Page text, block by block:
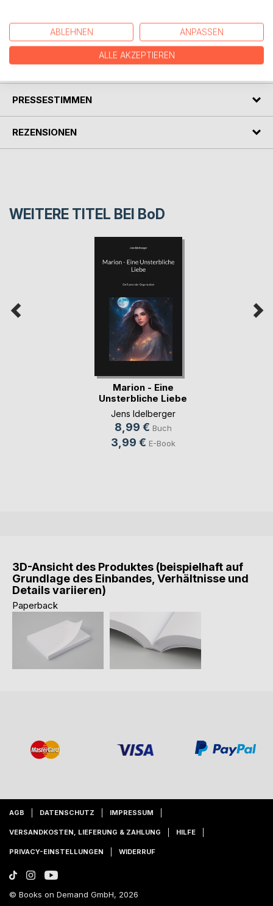
voller Intrigen und Entdeckungen.
AUTOR/IN
PRESSESTIMMEN
REZENSIONEN
WEITERE TITEL BEI BoD
Marion - Eine
Unsterbliche Liebe
Jens Idelberger
8,99 € Buch
3,99 € E-Book
3D-Ansicht des Produktes (beispielhaft auf
Grundlage des Einbandes, Verhältnisse und
Details variieren)
Paperback
AGB DATENSCHUTZ IMPRESSUM
VERSANDKOSTEN, LIEFERUNG & ZAHLUNG HILFE
PRIVACY-EINSTELLUNGEN WIDERRUF
© Books on Demand GmbH, 2026
ABLEHNEN ANPASSEN
ALLE AKZEPTIEREN